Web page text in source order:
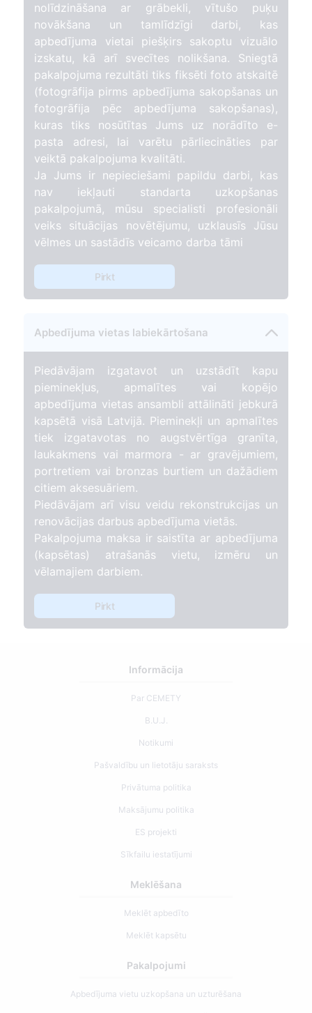
nolīdzināšana ar grābekli, vītušo puķu
novākšana un tamlīdzīgi darbi, kas
apbedījuma vietai piešķirs sakoptu vizuālo
izskatu, kā arī svecītes nolikšana. Sniegtā
pakalpojuma rezultāti tiks fiksēti foto atskaitē
(fotogrāfija pirms apbedījuma sakopšanas un
fotogrāfija pēc apbedījuma sakopšanas),
kuras tiks nosūtītas Jums uz norādīto e-
pasta adresi, lai varētu pārliecināties par
veiktā pakalpojuma kvalitāti.
Ja Jums ir nepieciešami papildu darbi, kas
nav iekļauti standarta uzkopšanas
pakalpojumā, mūsu specialisti profesionāli
veiks situācijas novētējumu, uzklausīs Jūsu
vēlmes un sastādīs veicamo darba tāmi
Pirkt
Apbedījuma vietas labiekārtošana
Piedāvājam izgatavot un uzstādīt kapu
pieminekļus, apmalītes vai kopējo
apbedījuma vietas ansambli attālināti jebkurā
kapsētā visā Latvijā. Pieminekļi un apmalītes
tiek izgatavotas no augstvērtīga granīta,
laukakmens vai marmora - ar gravējumiem,
portretiem vai bronzas burtiem un dažādiem
citiem aksesuāriem.
Piedāvājam arī visu veidu rekonstrukcijas un
renovācijas darbus apbedījuma vietās.
Pakalpojuma maksa ir saistīta ar apbedījuma
(kapsētas) atrašanās vietu, izmēru un
vēlamajiem darbiem.
Pirkt
Informācija
Par CEMETY
B.U.J.
Notikumi
Pašvaldību un lietotāju saraksts
Privātuma politika
Maksājumu politika
ES projekti
Sīkfailu iestatījumi
Meklēšana
Meklēt apbedīto
Meklēt kapsētu
Pakalpojumi
Apbedījuma vietu uzkopšana un uzturēšana